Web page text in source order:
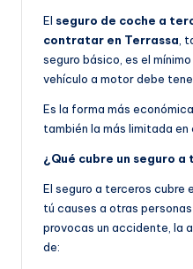
El seguro de coche a
contratar en Terrassa,
seguro básico, es el
vehículo a motor debe
Es la forma más
también la más limitada
¿Qué cubre un seguro a
El seguro a terceros cubre
tú causes a otras
provocas un accidente, la
de: